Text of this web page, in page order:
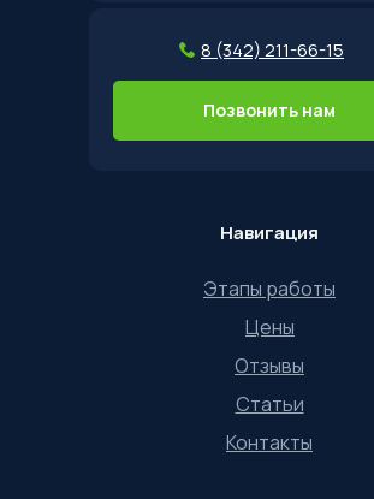
Отзывы
Контакты
Цены
Статьи
Навигация
Этапы работы
8 (342) 211-66-15
Позвонить нам